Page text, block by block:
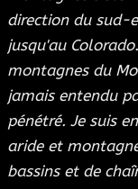
direction du sud-
jusqu'au
montagnes du
jamais entendu
pénétré. Je suis
aride et
bassins et de